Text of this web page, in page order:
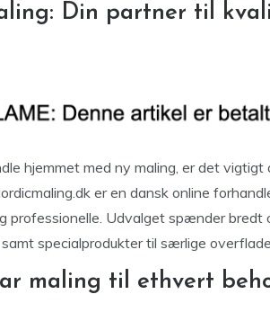
Din partner til
hjemmet med ny maling, er det
er en dansk online
professionelle. Udvalget spænder bredt
specialprodukter til særlige
maling til ethvert